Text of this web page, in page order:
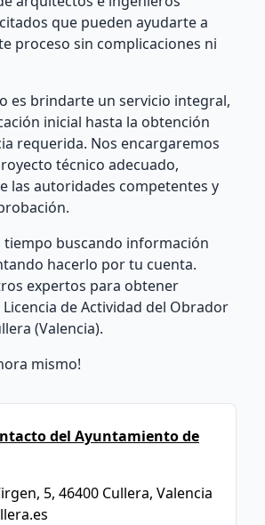
que pueden ayudarte a
proceso sin complicaciones ni
es brindarte un servicio integral,
inicial hasta la obtención
requerida. Nos encargaremos
técnico adecuado,
las autoridades competentes y
tiempo buscando información
hacerlo por tu cuenta.
expertos para obtener
de Actividad del Obrador
(Valencia).
mismo!
del Ayuntamiento de
5, 46400 Cullera, Valencia